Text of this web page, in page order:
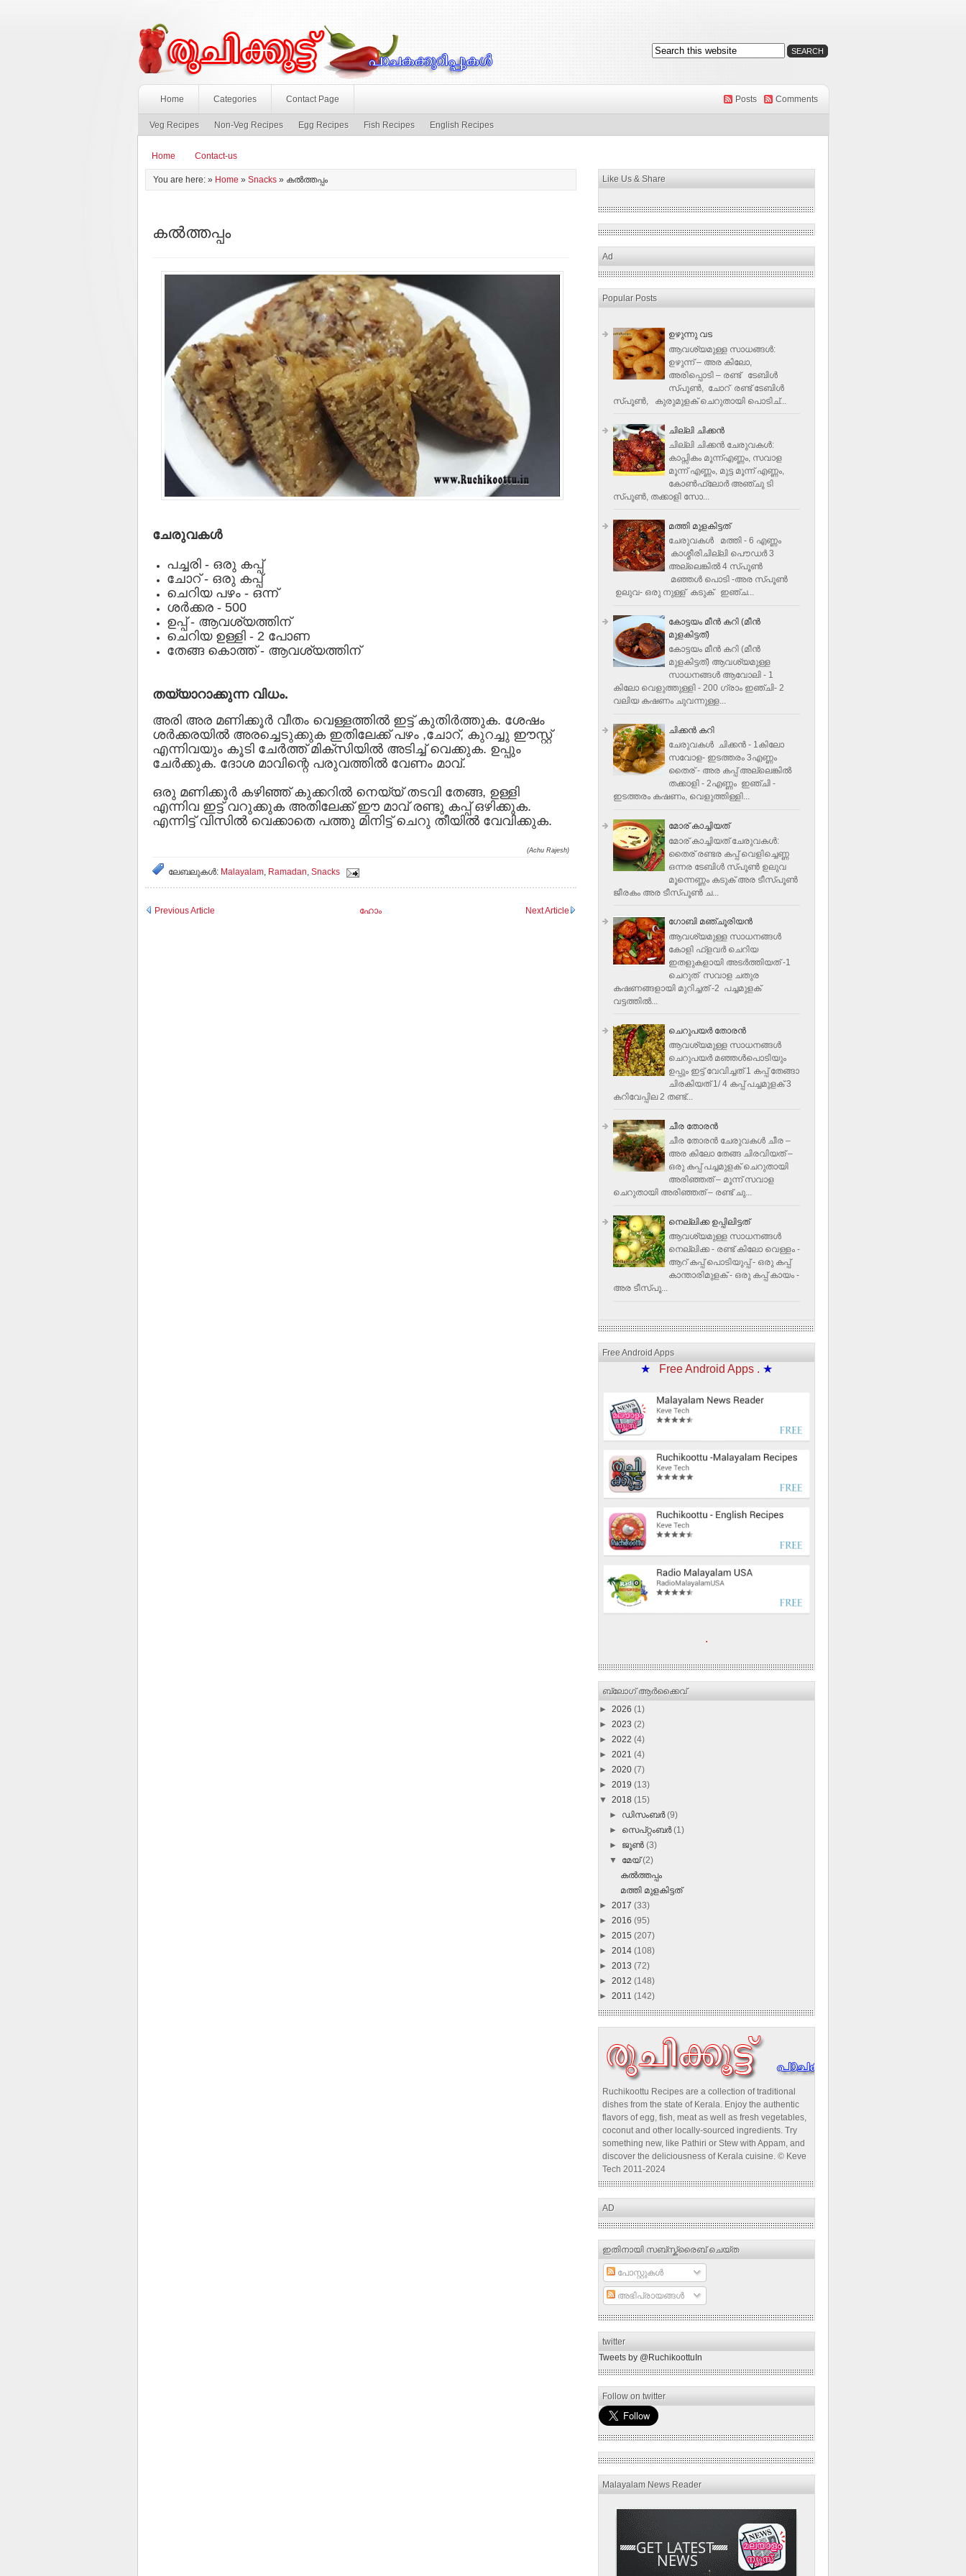
Home Categories Contact Page Posts Comments
Veg Recipes Non-Veg Recipes Egg Recipes Fish Recipes English Recipes
Home Contact-us
You are here: » Home » Snacks » കല്‍ത്തപ്പം
കല്‍ത്തപ്പം
ചേരുവകള്‍
പച്ചരി - ഒരു കപ്പ്
ചോറ് - ഒരു കപ്പ്
ചെറിയ പഴം - ഒന്ന്
ശര്‍ക്കര - 500
ഉപ്പ് - ആവശ്യത്തിന്
ചെറിയ ഉള്ളി - 2 പോണ
തേങ്ങ കൊത്ത് - ആവശ്യത്തിന്
തയ്യാറാക്കുന്ന വിധം.
അരി അര മണിക്കൂര്‍ വീതം വെള്ളത്തില്‍ ഇട്ട് കുതിര്‍ത്തുക. ശേഷം
ശര്‍ക്കരയില്‍ അരച്ചെടുക്കുക ഇതിലേക്ക് പഴം ,ചോറ്, കുറച്ചു ഈസ്റ്റ്
എന്നിവയും കൂടി ചേര്‍ത്ത് മിക്‌സിയില്‍ അടിച്ച് വെക്കുക. ഉപ്പും
ചേര്‍ക്കുക. ദോശ മാവിന്റെ പരുവത്തില്‍ വേണം മാവ്.
ഒരു മണിക്കൂര്‍ കഴിഞ്ഞ് കുക്കറില്‍ നെയ്യ് തടവി തേങ്ങ, ഉള്ളി
എന്നിവ ഇട്ട് വറുക്കുക അതിലേക്ക് ഈ മാവ് രണ്ടു കപ്പ് ഒഴിക്കുക.
എന്നിട്ട് വിസില്‍ വെക്കാതെ പത്തു മിനിട്ട് ചെറു തീയില്‍ വേവിക്കുക.
(Achu Rajesh)
ലേബലുകള്‍: Malayalam, Ramadan, Snacks
Previous Article Next Article
ഹോം
Like Us & Share
Ad
Popular Posts
ഉഴുന്നു വട
ആവശ്യമുള്ള സാധങ്ങൾ:
ഉഴുന്ന് – അര കിലോ,
അരിപ്പൊടി – രണ്ട് ടേബിൾ
സ്പൂൺ, ചോറ് രണ്ട് ടേബിള്‍
സ്പൂണ്‍, കുരുമുളക് ചെറുതായി പൊടിച്...
ചില്ലി ചിക്കൻ
ചില്ലി ചിക്കൻ ചേരുവകള്‍:
കാപ്സികം മൂന്ന്എണ്ണം, സവാള
മൂന്ന് എണ്ണം, മുട്ട മൂന്ന് എണ്ണം,
കോണ്‍ഫ്ലോര്‍ അഞ്ചു ടി
സ്പൂണ്‍, തക്കാളി സോ...
മത്തി മുളകിട്ടത്
ചേരുവകൾ മത്തി - 6 എണ്ണം
കാശ്മീരിചില്ലി പൌഡർ 3
അല്ലെങ്കിൽ 4 സ്പൂണ്‍
മഞ്ഞൾ പൊടി -അര സ്പൂണ്‍
ഉലുവ- ഒരു നുള്ള് കടുക് ഇഞ്ച...
കോട്ടയം മീന്‍ കറി (മീന്‍
മുളകിട്ടത്‌)
കോട്ടയം മീന്‍ കറി (മീന്‍
മുളകിട്ടത്‌) ആവശ്യമുള്ള
സാധനങ്ങള്‍ ആവോലി - 1
കിലോ വെളുത്തുള്ളി - 200 ഗ്രാം ഇഞ്ചി- 2
വലിയ കഷണം ചുവന്നുള്ള...
ചിക്കന്‍ കറി
ചേരുവകൾ ചിക്കന്‍ - 1കിലോ
സവോള- ഇടത്തരം 3എണ്ണം
തൈര് - അര കപ്പ്‌ അല്ലെങ്കില്‍
തക്കാളി - 2എണ്ണം ഇഞ്ചി -
ഇടത്തരം കഷണം, വെളുത്തിള്ളി...
മോര് കാച്ചിയത്
മോര് കാച്ചിയത് ചേരുവകള്‍‌:
തൈര് രണ്ടര കപ്പ് വെളിച്ചെണ്ണ
ഒന്നര ടേബിള്‍ സ്പൂണ്‍ ഉലുവ
മൂന്നെണ്ണം കടുക് അര ടീസ്പൂണ്‍
ജീരകം അര ടീസ്പൂണ്‍ ച...
ഗോബി മഞ്ചൂരിയന്‍
ആവശ്യമുള്ള സാധനങ്ങൾ
കോളി ഫ്ളവര്‍ ചെറിയ
ഇതളുകളായി അടര്‍ത്തിയത് -1
ചെറുത് സവാള ചതുര
കഷണങ്ങളായി മുറിച്ചത് -2 പച്ചമുളക്
വട്ടത്തില്‍...
ചെറുപയർ തോരൻ
ആവശ്യമുള്ള സാധനങ്ങൾ
ചെറുപയർ മഞ്ഞൾപൊടിയും
ഉപ്പും ഇട്ട് വേവിച്ചത് 1 കപ്പ് തേങ്ങാ
ചിരകിയത് 1/ 4 കപ്പ് പച്ചമുളക് 3
കറിവേപ്പില 2 തണ്ട്...
ചീര തോരന്‍
ചീര തോരന്‍ ചേരുവകള്‍ ചീര –
അര കിലോ തേങ്ങ ചിരവിയത് –
ഒരു കപ്പ് പച്ചമുളക് ചെറുതായി
അരിഞ്ഞത് – മൂന്ന് സവാള
ചെറുതായി അരിഞ്ഞത് – രണ്ട് ചു...
നെല്ലിക്ക ഉപ്പിലിട്ടത്
ആവശ്യമുള്ള സാധനങ്ങള്‍
നെല്ലിക്ക - രണ്ട് കിലോ വെള്ളം -
ആറ് കപ്പ് പൊടിയുപ്പ് - ഒരു കപ്പ്
കാന്താരിമുളക് - ഒരു കപ്പ് കായം -
അര ടീസ്പൂ...
Free Android Apps
★ Free Android Apps . ★
.
ബ്ലോഗ് ആര്‍ക്കൈവ്
► 2026 (1)
► 2023 (2)
► 2022 (4)
► 2021 (4)
► 2020 (7)
► 2019 (13)
▼ 2018 (15)
► ഡിസംബർ(9)
► സെപ്റ്റംബർ(1)
► ജൂൺ(3)
▼ മേയ്(2)
കല്‍ത്തപ്പം
മത്തി മുളകിട്ടത്
► 2017 (33)
► 2016 (95)
► 2015 (207)
► 2014 (108)
► 2013 (72)
► 2012 (148)
► 2011 (142)
Ruchikoottu Recipes are a collection of traditional
dishes from the state of Kerala. Enjoy the authentic
flavors of egg, fish, meat as well as fresh vegetables,
coconut and other locally-sourced ingredients. Try
something new, like Pathiri or Stew with Appam, and
discover the deliciousness of Kerala cuisine. © Keve
Tech 2011-2024
AD
ഇതിനായി സബ്‌സ്ക്രൈബ് ചെയ്ത
പോസ്റ്റുകള്‍
അഭിപ്രായങ്ങള്‍
twitter
Tweets by @RuchikoottuIn
Follow on twitter
Malayalam News Reader